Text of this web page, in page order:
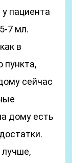
пациента
7 мл.
в
пункта,
сейчас
дому есть
лучше,